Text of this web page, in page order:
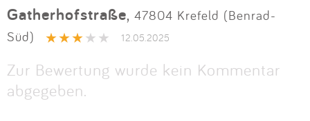
Gatherhofstraße, 47804 Krefeld (Benrad-
Süd)
12.05.2025
Zur Bewertung wurde kein Kommentar
abgegeben.